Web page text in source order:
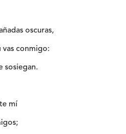
oscuras,
vas conmigo:
sosiegan.
mí